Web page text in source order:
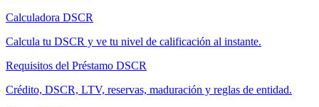
Calculadora DSCR
Calcula tu DSCR y ve tu nivel de calificación al instante.
Requisitos del Préstamo DSCR
Crédito, DSCR, LTV, reservas, maduración y reglas de entidad.